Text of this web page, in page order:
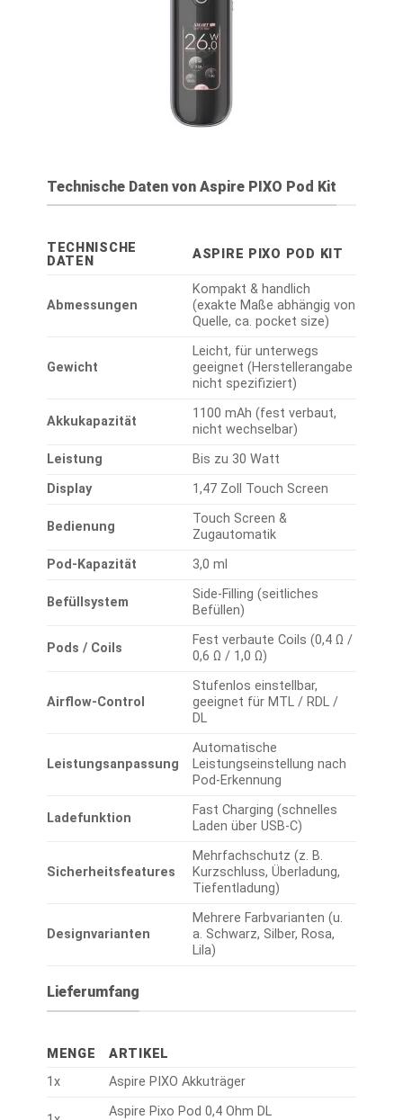
Technische Daten von Aspire PIXO Pod Kit
TECHNISCHE
DATEN
ASPIRE PIXO POD KIT
Abmessungen
Kompakt & handlich
(exakte Maße abhängig von
Quelle, ca. pocket size)
Gewicht
Leicht, für unterwegs
geeignet (Herstellerangabe
nicht spezifiziert)
Akkukapazität
1100 mAh (fest verbaut,
nicht wechselbar)
Leistung
Bis zu 30 Watt
Display
1,47 Zoll Touch Screen
Bedienung
Touch Screen &
Zugautomatik
Pod-Kapazität
3,0 ml
Befüllsystem
Side-Filling (seitliches
Befüllen)
Pods / Coils
Fest verbaute Coils (0,4 Ω /
0,6 Ω / 1,0 Ω)
Airflow-Control
Stufenlos einstellbar,
geeignet für MTL / RDL /
DL
Leistungsanpassung
Automatische
Leistungseinstellung nach
Pod-Erkennung
Ladefunktion
Fast Charging (schnelles
Laden über USB-C)
Sicherheitsfeatures
Mehrfachschutz (z. B.
Kurzschluss, Überladung,
Tiefentladung)
Designvarianten
Mehrere Farbvarianten (u.
a. Schwarz, Silber, Rosa,
Lila)
Lieferumfang
MENGE
ARTIKEL
1x
Aspire PIXO Akkuträger
Aspire Pixo Pod 0,4 Ohm DL